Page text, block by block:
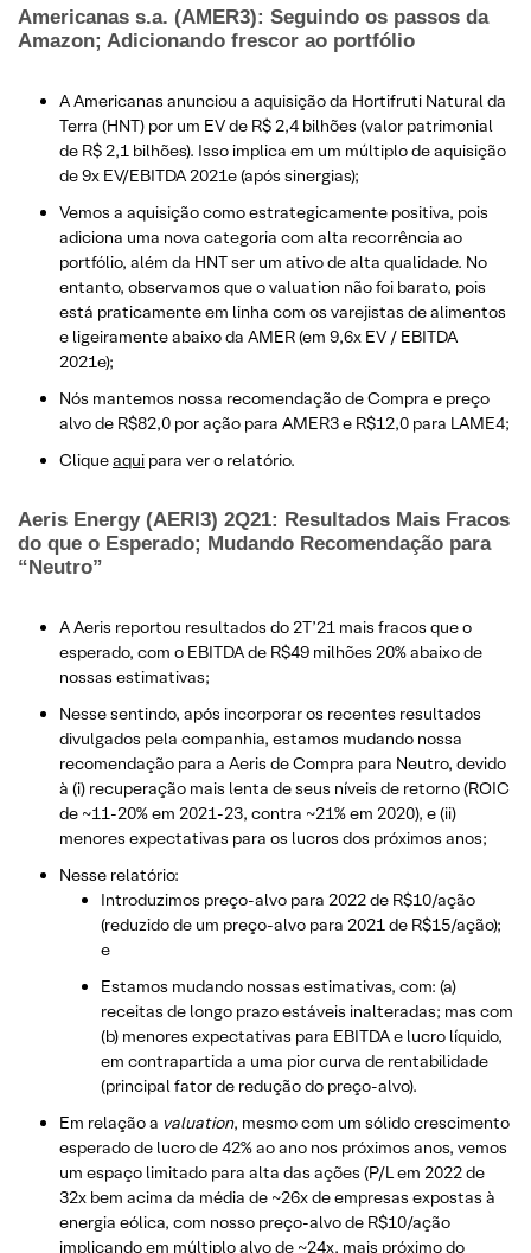
Americanas s.a. (AMER3): Seguindo os passos da
Amazon; Adicionando frescor ao portfólio
A Americanas anunciou a aquisição da Hortifruti Natural da
Terra (HNT) por um EV de R$ 2,4 bilhões (valor patrimonial
de R$ 2,1 bilhões). Isso implica em um múltiplo de aquisição
de 9x EV/EBITDA 2021e (após sinergias);
Vemos a aquisição como estrategicamente positiva, pois
adiciona uma nova categoria com alta recorrência ao
portfólio, além da HNT ser um ativo de alta qualidade. No
entanto, observamos que o valuation não foi barato, pois
está praticamente em linha com os varejistas de alimentos
e ligeiramente abaixo da AMER (em 9,6x EV / EBITDA
2021e);
Nós mantemos nossa recomendação de Compra e preço
alvo de R$82,0 por ação para AMER3 e R$12,0 para LAME4;
Cliqueaqui para ver o relatório.
Aeris Energy (AERI3) 2Q21: Resultados Mais Fracos
do que o Esperado; Mudando Recomendação para
“Neutro”
A Aeris reportou resultados do 2T’21 mais fracos que o
esperado, com o EBITDA de R$49 milhões 20% abaixo de
nossas estimativas;
Nesse sentindo, após incorporar os recentes resultados
divulgados pela companhia, estamos mudando nossa
recomendação para a Aeris de Compra para Neutro, devido
à (i) recuperação mais lenta de seus níveis de retorno (ROIC
de ~11-20% em 2021-23, contra ~21% em 2020), e (ii)
menores expectativas para os lucros dos próximos anos;
Nesse relatório:
Introduzimos preço-alvo para 2022 de R$10/ação
(reduzido de um preço-alvo para 2021 de R$15/ação);
e
Estamos mudando nossas estimativas, com: (a)
receitas de longo prazo estáveis inalteradas; mas com
(b) menores expectativas para EBITDA e lucro líquido,
em contrapartida a uma pior curva de rentabilidade
(principal fator de redução do preço-alvo).
Em relação a valuation, mesmo com um sólido crescimento
esperado de lucro de 42% ao ano nos próximos anos, vemos
um espaço limitado para alta das ações (P/L em 2022 de
32x bem acima da média de ~26x de empresas expostas à
energia eólica, com nosso preço-alvo de R$10/ação
implicando em múltiplo alvo de ~24x, mais próximo do